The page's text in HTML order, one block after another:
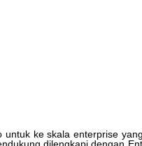
untuk ke skala enterprise yang